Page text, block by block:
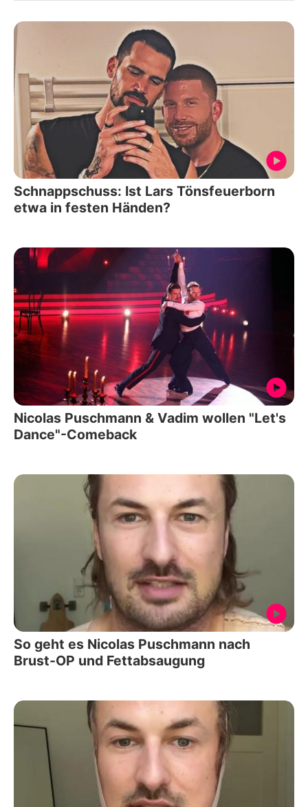
Schnappschuss: Ist Lars Tönsfeuerborn
etwa in festen Händen?
Nicolas Puschmann & Vadim wollen "Let's
Dance"-Comeback
So geht es Nicolas Puschmann nach
Brust-OP und Fettabsaugung